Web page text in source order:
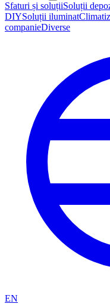
Sfaturi și soluțiiSoluții
DIYSoluții iluminat
companieDiverse
EN